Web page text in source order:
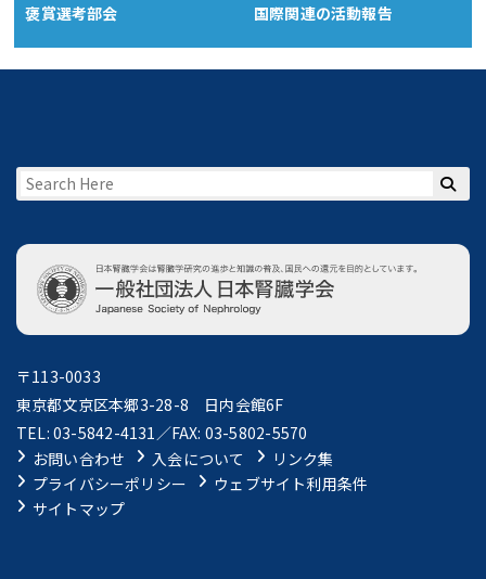
褒賞選考部会 国際関連の活動報告
〒113-0033
東京都文京区本郷3-28-8 日内会館6F
TEL: 03-5842-4131／FAX: 03-5802-5570
お問い合わせ
入会について
リンク集
プライバシーポリシー
ウェブサイト利用条件
サイトマップ